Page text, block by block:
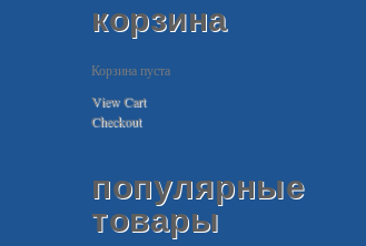
корзина
Корзина пуста
View Cart
Checkout
популярные
товары